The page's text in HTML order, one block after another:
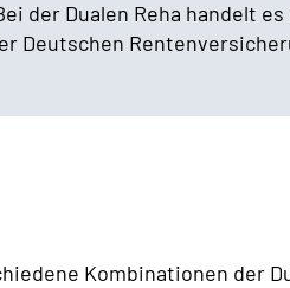
der Dualen Reha handelt
Deutschen
Kombinationen der